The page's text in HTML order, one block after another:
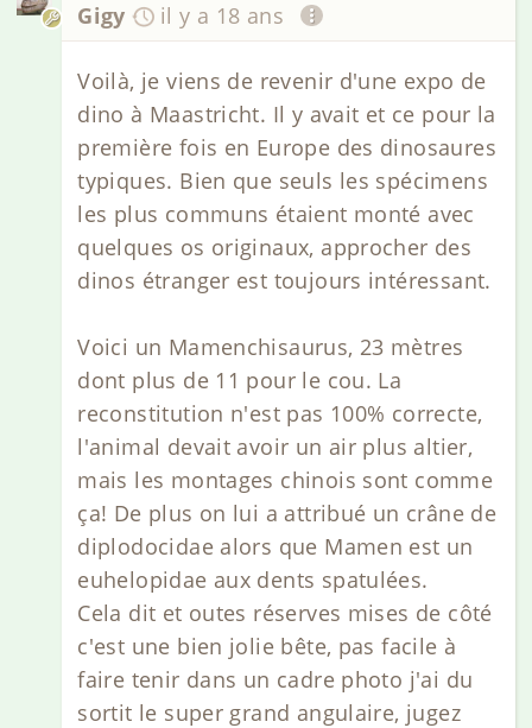
Gigy
il y a 18 ans
Voilà, je viens de revenir d'une expo de
dino à Maastricht. Il y avait et ce pour la
première fois en Europe des dinosaures
typiques. Bien que seuls les spécimens
les plus communs étaient monté avec
quelques os originaux, approcher des
dinos étranger est toujours intéressant.
Voici un Mamenchisaurus, 23 mètres
dont plus de 11 pour le cou. La
reconstitution n'est pas 100% correcte,
l'animal devait avoir un air plus altier,
mais les montages chinois sont comme
ça! De plus on lui a attribué un crâne de
diplodocidae alors que Mamen est un
euhelopidae aux dents spatulées.
Cela dit et outes réserves mises de côté
c'est une bien jolie bête, pas facile à
faire tenir dans un cadre photo j'ai du
sortit le super grand angulaire, jugez